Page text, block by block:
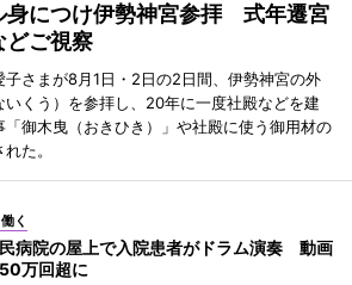
身につけ伊勢神宮参拝 式年遷宮
どご視察
子さまが8月1日・2日の2日間、伊勢神宮の外
くう）を参拝し、20年に一度社殿などを建
御木曳（おきひき）」や社殿に使う御用材の
た。
く
病院の屋上で入院患者がドラム演奏 動画
万回超に